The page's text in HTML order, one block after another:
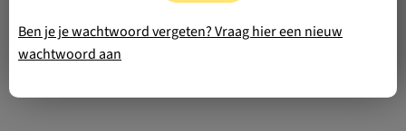
Ben je je wachtwoord vergeten? Vraag hier een nieuw
wachtwoord aan